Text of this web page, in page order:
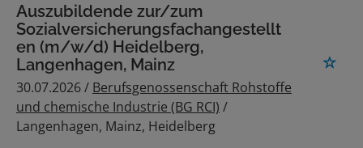
Auszubildende zur/zum
Sozialversicherungsfachangestellt
en (m/w/d) Heidelberg,
Langenhagen, Mainz
30.07.2026 / Berufsgenossenschaft Rohstoffe
und chemische Industrie (BG RCI) /
Langenhagen, Mainz, Heidelberg